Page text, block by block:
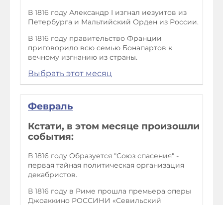
В 1816 году Александр I изгнал иезуитов из
Петербурга и Мальтийский Орден из России.
В 1816 году правительство Франции
приговорило всю семью Бонапартов к
вечному изгнанию из страны.
Выбрать этот месяц
Февраль
Кстати, в этом месяце произошли
события:
В 1816 году Образуется "Союз спасения" -
первая тайная политическая организация
декабристов.
В 1816 году в Риме прошла премьера оперы
Джоаккино РОССИНИ «Севильский